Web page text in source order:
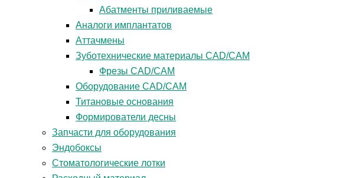
Абатменты приливаемые
Аналоги имплантатов
Аттачмены
Зуботехнические материалы CAD/CAM
Фрезы CAD/CAM
Оборудование CAD/CAM
Титановые основания
Формирователи десны
Запчасти для оборудования
Эндобоксы
Стоматологические лотки